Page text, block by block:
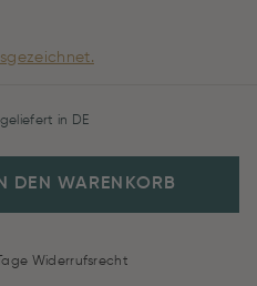
in DE
DEN WARENKORB
Widerrufsrecht